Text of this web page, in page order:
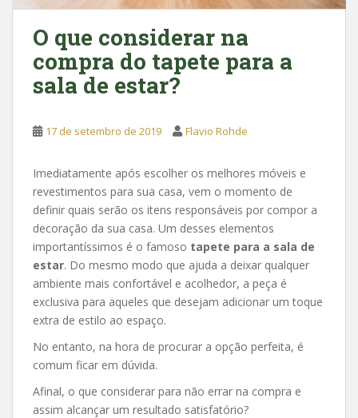
O que considerar na
compra do tapete para a
sala de estar?
17 de setembro de 2019 Flavio Rohde
Imediatamente após escolher os melhores móveis e
revestimentos para sua casa, vem o momento de
definir quais serão os itens responsáveis por compor a
decoração da sua casa. Um desses elementos
importantíssimos é o famoso tapete para a sala de
estar. Do mesmo modo que ajuda a deixar qualquer
ambiente mais confortável e acolhedor, a peça é
exclusiva para aqueles que desejam adicionar um toque
extra de estilo ao espaço.
No entanto, na hora de procurar a opção perfeita, é
comum ficar em dúvida.
Afinal, o que considerar para não errar na compra e
assim alcançar um resultado satisfatório?